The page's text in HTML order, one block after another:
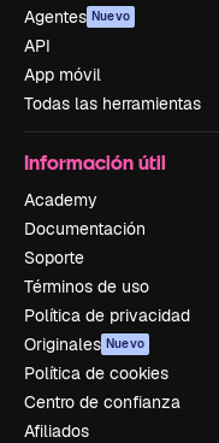
Agentes Nuevo
API
App móvil
Todas las herramientas
Información útil
Academy
Documentación
Soporte
Términos de uso
Política de privacidad
Originales Nuevo
Política de cookies
Centro de confianza
Afiliados